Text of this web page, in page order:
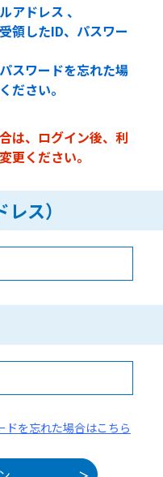
アドレス 、
領したID、パスワー
スワードを忘れた場
ださい。
は、ログイン後、利
更ください。
ス）
ドを忘れた場合はこちら